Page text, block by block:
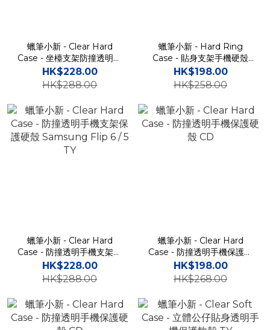
蠟筆小新 - Clear Hard
Case - 坐檯支架防撞透明手
機保護硬殼 TY
HK$228.00
HK$288.00
蠟筆小新 - Hard Ring
Case - 貼身支架手機硬殼
Samsung Flip 6 / 5 TY
HK$198.00
HK$258.00
蠟筆小新 - Clear Hard
Case - 防撞透明手機支架保
護硬殼 Samsung Flip 6 / 5
TY
HK$228.00
HK$288.00
蠟筆小新 - Clear Hard
Case - 防撞透明手機保護硬
殼 CD
HK$198.00
HK$268.00